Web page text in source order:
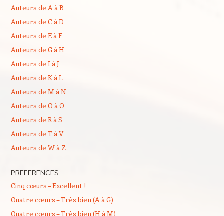
Auteurs de A à B
Auteurs de C à D
Auteurs de E à F
Auteurs de G à H
Auteurs de I à J
Auteurs de K à L
Auteurs de M à N
Auteurs de O à Q
Auteurs de R à S
Auteurs de T à V
Auteurs de W à Z
PREFERENCES
Cinq cœurs – Excellent !
Quatre cœurs – Très bien (A à G)
Quatre cœurs – Très bien (H à M)